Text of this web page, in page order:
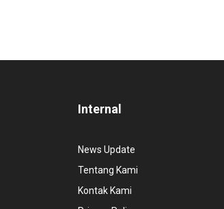
Internal
News Update
Tentang Kami
Kontak Kami